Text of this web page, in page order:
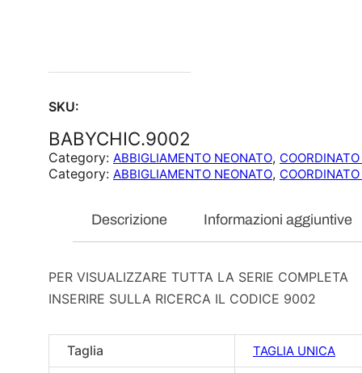
SKU:
BABYCHIC.9002
Category: ABBIGLIAMENTO NEONATO,
Category: ABBIGLIAMENTO NEONATO,
Descrizione Informazioni aggiuntive
PER VISUALIZZARE TUTTA LA SERIE COMPLETA
INSERIRE SULLA RICERCA IL CODICE 9002
Taglia TAGLIA UNICA